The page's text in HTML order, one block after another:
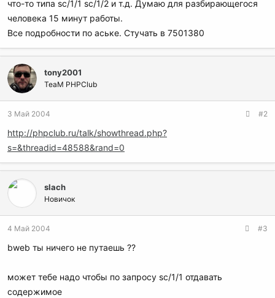
что-то типа sc/1/1 sc/1/2 и т.д. Думаю для разбирающегося
человека 15 минут работы.
Все подробности по аське. Стучать в 7501380
tony2001
TeaM PHPClub
3 Май 2004 #2
http://phpclub.ru/talk/showthread.php?
s=&threadid=48588&rand=0
slach
Новичок
4 Май 2004 #3
bweb ты ничего не путаешь ??
может тебе надо чтобы по запросу sc/1/1 отдавать
содержимое